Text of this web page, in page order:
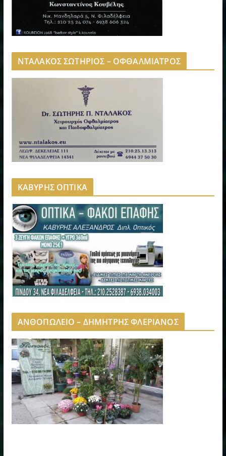
ΝΤΑΛΑΚΟΣ ΣΩΤΗΡΙΟΣ – ΟΦΘΑΛΜΙΑΤΡΟΣ
ΚΑΒΥΡΗΣ ΟΠΤΙΚΑ
ΑΝΘΟΠΩΛΕΙΟ – ΔΗΜΗΤΡΗΣ ΦΛΕΡΙΑΝΟΣ